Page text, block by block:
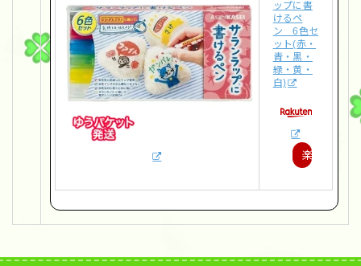
ップに書
けるペ
ン 6色セ
ット(赤・
青・黒・
緑・黄・
白)
楽
で
入